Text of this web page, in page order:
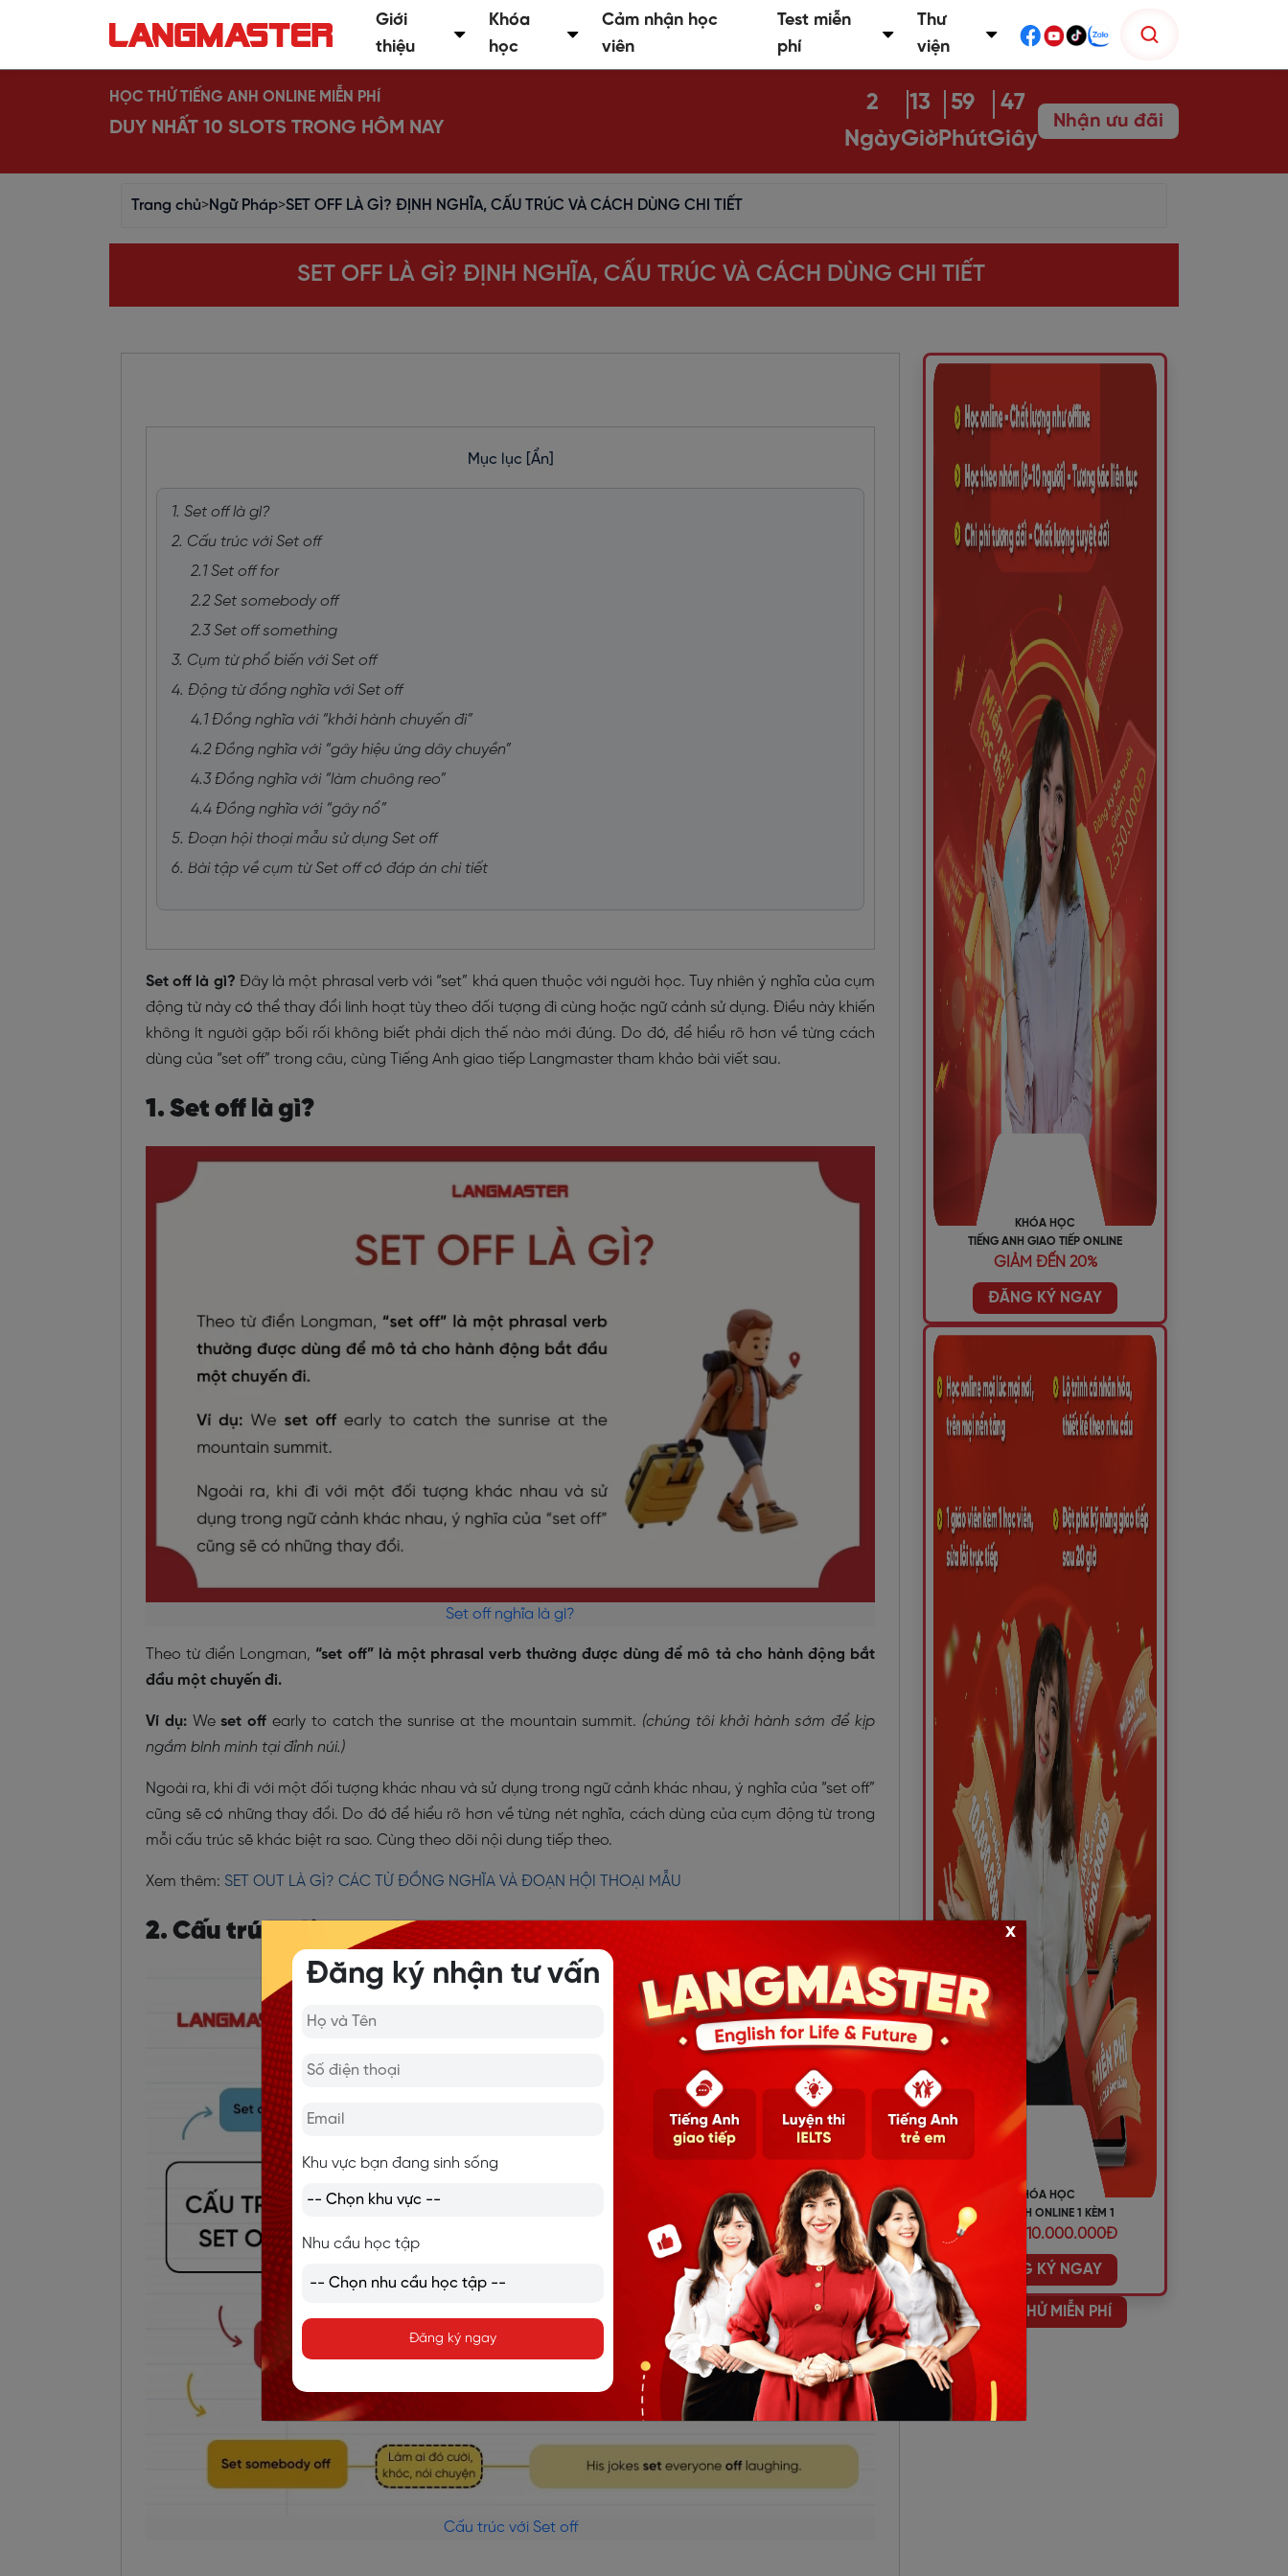
Giới
thiệu
Khóa
học
Cảm nhận học
viên
Test miễn
phí
Thư
viện
HỌC THỬ TIẾNG ANH ONLINE MIỄN PHÍ
DUY NHẤT 10 SLOTS TRONG HÔM NAY
2
Ngày
13
Giờ
59
Phút
46
Giây
Nhận ưu đãi
Trang chủ>Ngữ Pháp>SET OFF LÀ GÌ? ĐỊNH NGHĨA, CẤU TRÚC VÀ CÁCH DÙNG CHI TIẾT
SET OFF LÀ GÌ? ĐỊNH NGHĨA, CẤU TRÚC VÀ CÁCH DÙNG CHI TIẾT
Mục lục [Ẩn]
1. Set off là gì?
2. Cấu trúc với Set off
2.1 Set off for
2.2 Set somebody off
2.3 Set off something
3. Cụm từ phổ biến với Set off
4. Động từ đồng nghĩa với Set off
4.1 Đồng nghĩa với “khởi hành chuyến đi”
4.2 Đồng nghĩa với “gây hiệu ứng dây chuyền”
4.3 Đồng nghĩa với “làm chuông reo”
4.4 Đồng nghĩa với “gây nổ”
5. Đoạn hội thoại mẫu sử dụng Set off
6. Bài tập về cụm từ Set off có đáp án chi tiết
Set off là gì? Đây là một phrasal verb với “set” khá quen thuộc với người học. Tuy nhiên ý nghĩa của cụm
động từ này có thể thay đổi linh hoạt tùy theo đối tượng đi cùng hoặc ngữ cảnh sử dụng. Điều này khiến
không ít người gặp bối rối không biết phải dịch thế nào mới đúng. Do đó, để hiểu rõ hơn về từng cách
dùng của “set off” trong câu, cùng Tiếng Anh giao tiếp Langmaster tham khảo bài viết sau.
1. Set off là gì?
Set off nghĩa là gì?
Theo từ điển Longman, “set off” là một phrasal verb thường được dùng để mô tả cho hành động bắt
đầu một chuyến đi.
Ví dụ: Weset off early to catch the sunrise at the mountain summit. (chúng tôi khởi hành sớm để kịp
ngắm bình minh tại đỉnh núi.)
Ngoài ra, khi đi với một đối tượng khác nhau và sử dụng trong ngữ cảnh khác nhau, ý nghĩa của “set off”
cũng sẽ có những thay đổi. Do đó để hiểu rõ hơn về từng nét nghĩa, cách dùng của cụm động từ trong
mỗi cấu trúc sẽ khác biệt ra sao. Cùng theo dõi nội dung tiếp theo.
Xem thêm: SET OUT LÀ GÌ? CÁC TỪ ĐỒNG NGHĨA VÀ ĐOẠN HỘI THOẠI MẪU
2. Cấu trúc với Set off
Cấu trúc với Set off
KHÓA HỌC
TIẾNG ANH GIAO TIẾP ONLINE
GIẢM ĐẾN 20%
ĐĂNG KÝ NGAY
KHÓA HỌC
TIẾNG ANH ONLINE 1 KÈM 1
ƯU ĐÃI 10.000.000Đ
ĐĂNG KÝ NGAY
HỌC THỬ MIỄN PHÍ
Đăng ký nhận tư vấn
Khu vực bạn đang sinh sống
Nhu cầu học tập
Đăng ký ngay
x